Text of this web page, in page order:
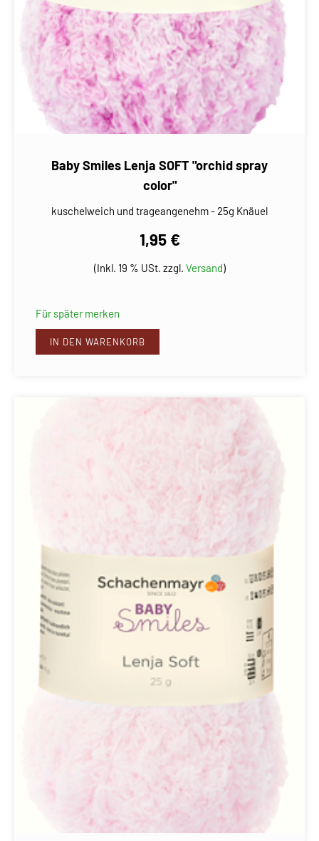
Baby Smiles Lenja SOFT "orchid spray
color"
kuschelweich und trageangenehm - 25g Knäuel
1,95 €
(Inkl. 19 % USt. zzgl. Versand)
Für später merken
IN DEN WARENKORB